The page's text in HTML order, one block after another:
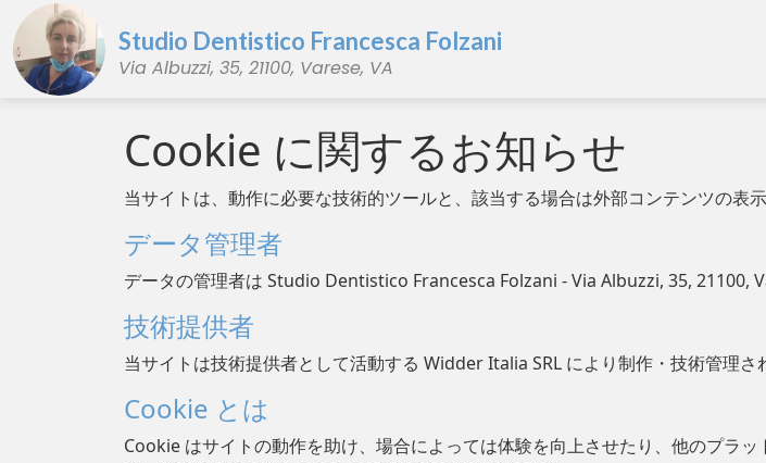
Studio Dentistico Francesca Folzani
Via Albuzzi, 35, 21100, Varese, VA
Cookie に関するお知らせ
当サイトは、動作に必要な技術的ツールと、該当する場合は外部コンテンツの表
データ管理者
データの管理者は Studio Dentistico Francesca Folzani - Via Albuzzi, 35, 21100,
技術提供者
当サイトは技術提供者として活動する Widder Italia SRL により制作・技術管理さ
Cookie とは
Cookie はサイトの動作を助け、場合によっては体験を向上させたり、他のプラ